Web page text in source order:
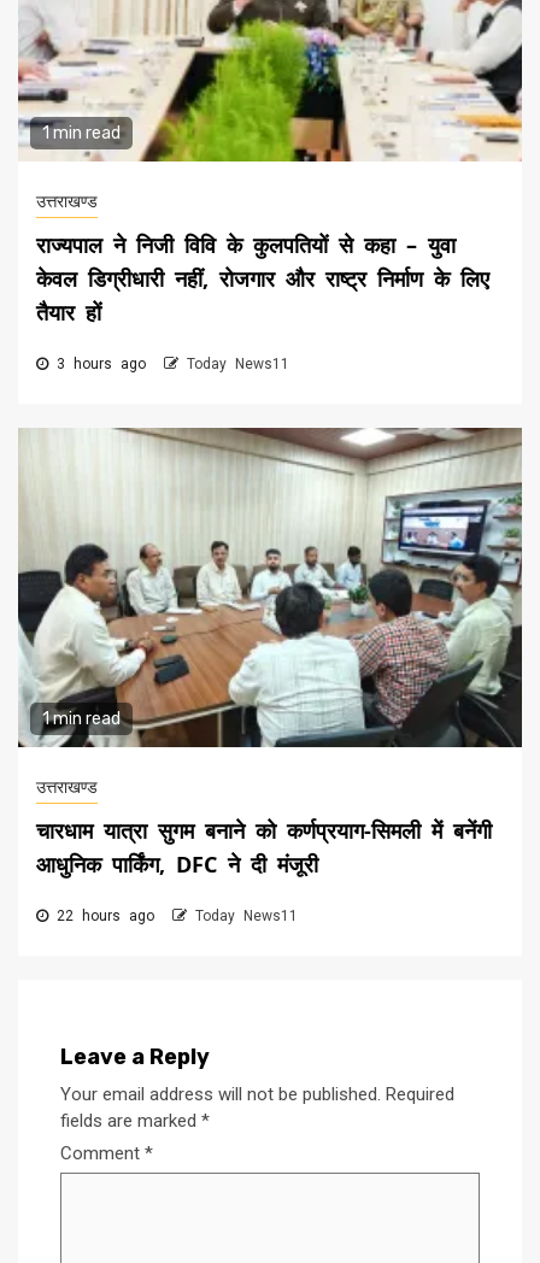
1 min read
उत्तराखण्ड
राज्यपाल ने निजी विवि के कुलपतियों से कहा – युवा
केवल डिग्रीधारी नहीं, रोजगार और राष्ट्र निर्माण के लिए
तैयार हों
3 hours ago Today News11
1 min read
उत्तराखण्ड
चारधाम यात्रा सुगम बनाने को कर्णप्रयाग-सिमली में बनेंगी
आधुनिक पार्किंग, DFC ने दी मंजूरी
22 hours ago Today News11
Leave a Reply
Your email address will not be published. Required
fields are marked *
Comment *